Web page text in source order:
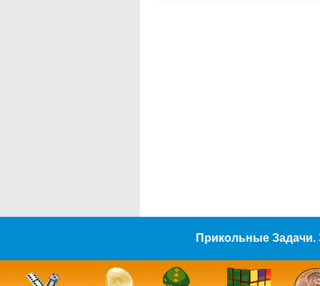
Прикольные Задачи.